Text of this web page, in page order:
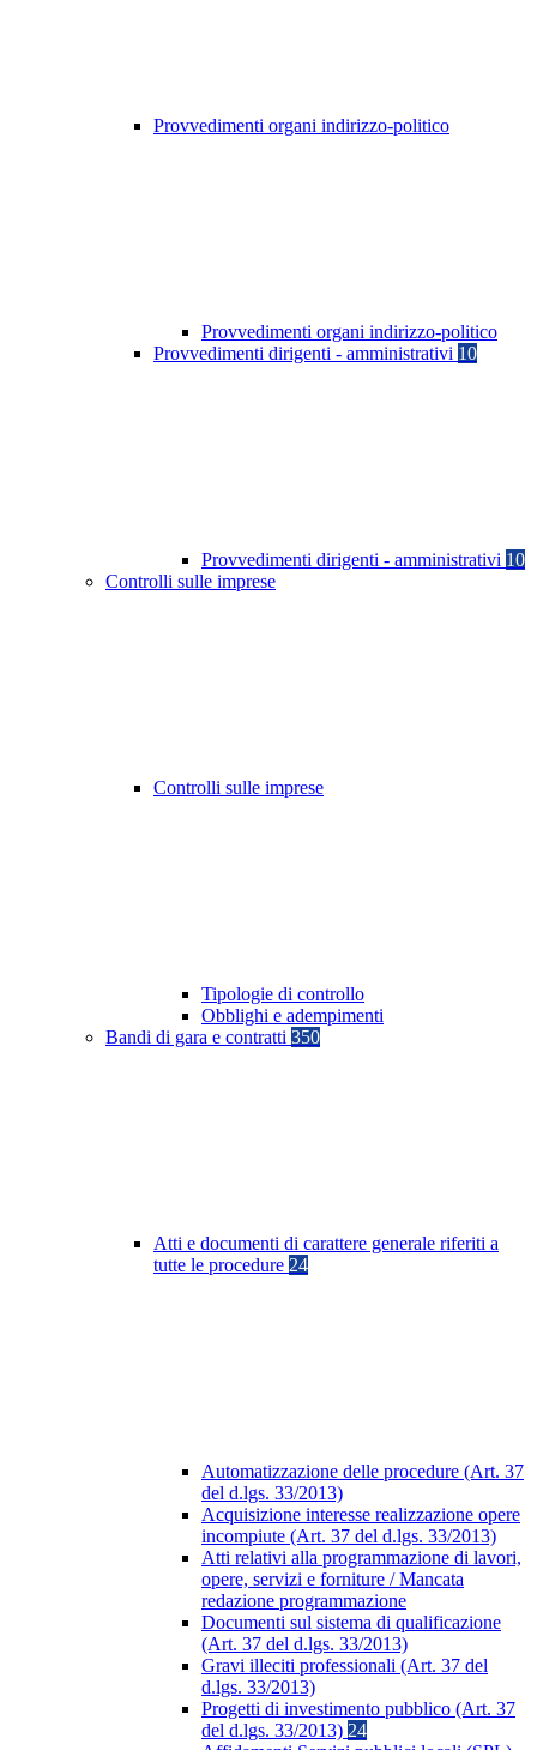
Provvedimenti organi indirizzo-politico
Provvedimenti organi indirizzo-politico
Provvedimenti dirigenti - amministrativi 10
Provvedimenti dirigenti - amministrativi 10
Controlli sulle imprese
Controlli sulle imprese
Tipologie di controllo
Obblighi e adempimenti
Bandi di gara e contratti 350
Atti e documenti di carattere generale riferiti a
tutte le procedure 24
Automatizzazione delle procedure (Art. 37
del d.lgs. 33/2013)
Acquisizione interesse realizzazione opere
incompiute (Art. 37 del d.lgs. 33/2013)
Atti relativi alla programmazione di lavori,
opere, servizi e forniture / Mancata
redazione programmazione
Documenti sul sistema di qualificazione
(Art. 37 del d.lgs. 33/2013)
Gravi illeciti professionali (Art. 37 del
d.lgs. 33/2013)
Progetti di investimento pubblico (Art. 37
del d.lgs. 33/2013) 24